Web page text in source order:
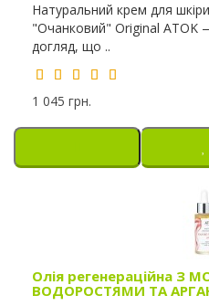
Натуральний крем для
"Очанковий" Original ATOK
догляд, що ..
1 045 грн.
Олія регенераційна З
ВОДОРОСТЯМИ ТА